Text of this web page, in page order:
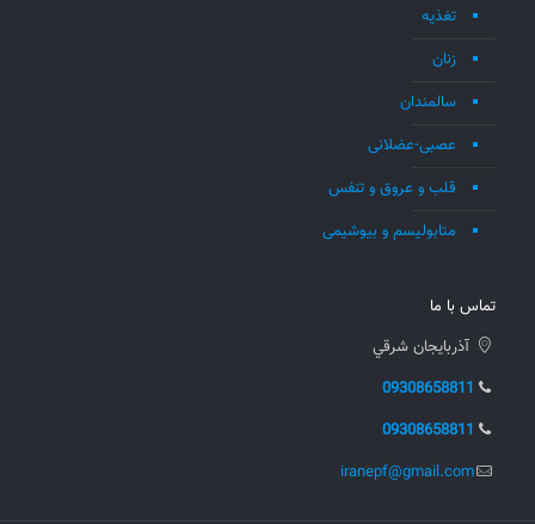
تغذیه
زنان
سالمندان
عصبی-عضلانی
قلب و عروق و تنفس
متابولیسم و بیوشیمی
تماس با ما
آذربايجان شرقي
09308658811
09308658811
iranepf@gmail.com